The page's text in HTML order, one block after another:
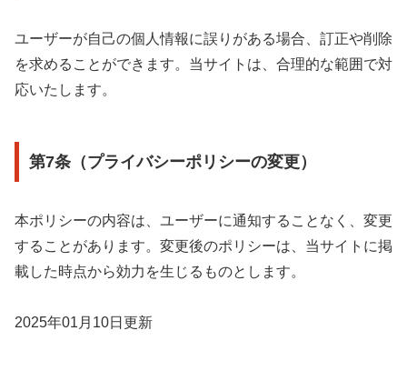
ユーザーが自己の個人情報に誤りがある場合、訂正や削除
を求めることができます。当サイトは、合理的な範囲で対
応いたします。
第7条（プライバシーポリシーの変更）
本ポリシーの内容は、ユーザーに通知することなく、変更
することがあります。変更後のポリシーは、当サイトに掲
載した時点から効力を生じるものとします。
2025年01月10日更新